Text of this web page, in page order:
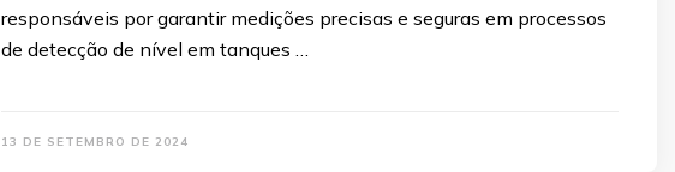
responsáveis por garantir medições precisas e seguras em processos
de detecção de nível em tanques …
13 DE SETEMBRO DE 2024